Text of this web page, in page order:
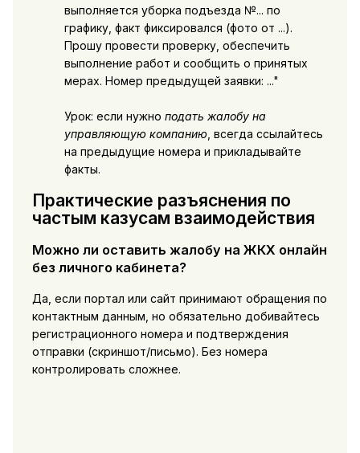
выполняется уборка подъезда №... по
графику, факт фиксировался (фото от ...).
Прошу провести проверку, обеспечить
выполнение работ и сообщить о принятых
мерах. Номер предыдущей заявки: ..."
Урок: если нужно подать жалобу на
управляющую компанию, всегда ссылайтесь
на предыдущие номера и прикладывайте
факты.
Практические разъяснения по
частым казусам взаимодействия
Можно ли оставить жалобу на ЖКХ онлайн
без личного кабинета?
Да, если портал или сайт принимают обращения по
контактным данным, но обязательно добивайтесь
регистрационного номера и подтверждения
отправки (скриншот/письмо). Без номера
контролировать сложнее.